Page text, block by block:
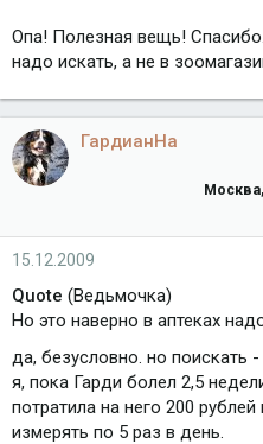
Опа! Полезная вещь!
надо искать, а не в
ГардианНа
15.12.2009
Quote (Ведьмочка)
Но это наверно в аптеках
да, безусловно. но поискать
я, пока Гарди болел 2,5
потратила на него 200 рублей
измерять по 5 раз в день.